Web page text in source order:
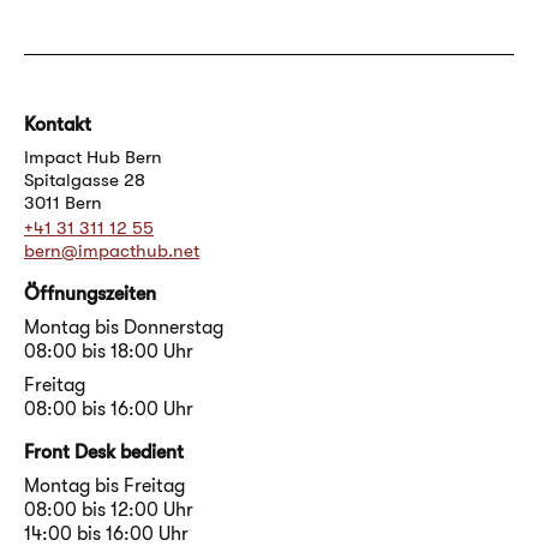
Kontakt
Impact Hub Bern
Spitalgasse 28
3011 Bern
+41 31 311 12 55
bern@impacthub.net
Öffnungszeiten
Montag bis Donnerstag
08:00 bis 18:00 Uhr
Freitag
08:00 bis 16:00 Uhr
Front Desk bedient
Montag bis Freitag
08:00 bis 12:00 Uhr
14:00 bis 16:00 Uhr